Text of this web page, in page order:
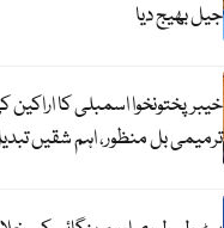
جیل بھیج دیا
خیبرپختونخوا اسمبلی کا
ترمیمی بل منظور، اہم شقیں